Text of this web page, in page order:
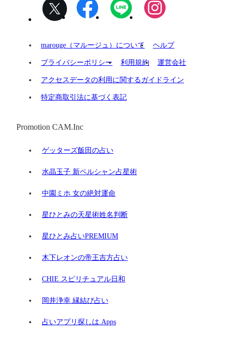
marouge（マルージュ）について ヘルプ
プライバシーポリシー 利用規約 運営会社
アクセスデータの利用に関するガイドライン
特定商取引法に基づく表記
Promotion CAM.Inc
ゲッターズ飯田の占い
水晶玉子 新ペルシャン占星術
中園ミホ 女の絶対運命
星ひとみの天星術姓名判断
星ひとみ占いPREMIUM
木下レオンの帝王吉方占い
CHIE スピリチュアル日和
岡井浄幸 縁結び占い
占いアプリ探しは.Apps